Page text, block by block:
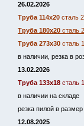
26.02.2026
Труба 114х20 сталь
Труба 180х20 сталь
Труба 273х30 сталь
в наличии, резка в
13.02.2026
Труба 133х18 сталь
в наличии на складе
резка пилой в размер
12.08.2025